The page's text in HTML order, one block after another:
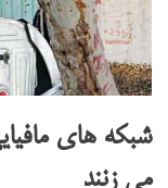
شبکه های
می زنند